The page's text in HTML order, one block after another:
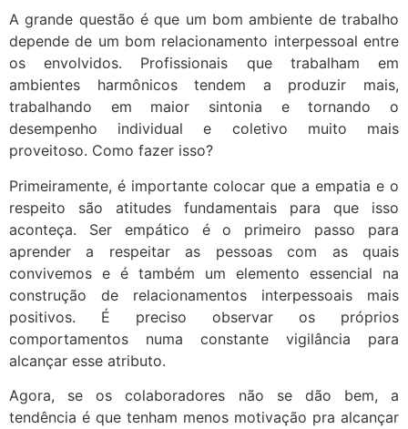
A grande questão é que um bom ambiente de trabalho
depende de um bom relacionamento interpessoal entre
os envolvidos. Profissionais que trabalham em
ambientes harmônicos tendem a produzir mais,
trabalhando em maior sintonia e tornando o
desempenho individual e coletivo muito mais
proveitoso. Como fazer isso?
Primeiramente, é importante colocar que a empatia e o
respeito são atitudes fundamentais para que isso
aconteça. Ser empático é o primeiro passo para
aprender a respeitar as pessoas com as quais
convivemos e é também um elemento essencial na
construção de relacionamentos interpessoais mais
positivos. É preciso observar os próprios
comportamentos numa constante vigilância para
alcançar esse atributo.
Agora, se os colaboradores não se dão bem, a
tendência é que tenham menos motivação pra alcançar